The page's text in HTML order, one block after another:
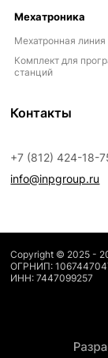
Мехатроника
Мехатронная линия
Комплект для
станций
Контакты
+7 (812) 424-18-
info@inpgroup.ru
Copyright © 2025 -
ОГРНИП:
ИНН: 7447099257